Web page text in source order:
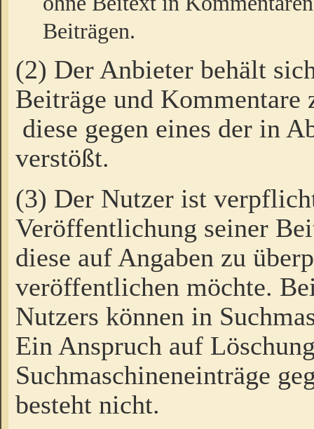
Beiträgen.
(2) Der Anbieter behält
Beiträge und Kommentare
diese gegen eines der in
verstößt.
(3) Der Nutzer ist
Veröffentlichung seiner
diese auf Angaben zu
veröffentlichen möchte.
Nutzers können in
Ein Anspruch auf
Suchmaschineneinträge
besteht nicht.